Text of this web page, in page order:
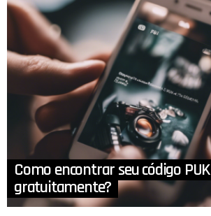
Como encontrar seu código PUK
gratuitamente?